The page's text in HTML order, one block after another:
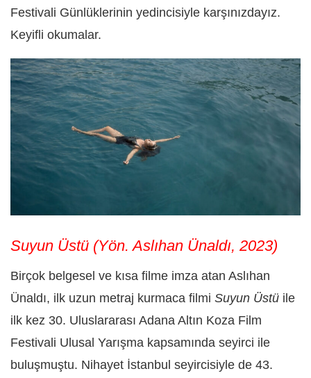
Festivali Günlüklerinin yedincisiyle karşınızdayız.
Keyifli okumalar.
Suyun Üstü (Yön. Aslıhan Ünaldı, 2023)
Birçok belgesel ve kısa filme imza atan Aslıhan
Ünaldı, ilk uzun metraj kurmaca filmi Suyun Üstü ile
ilk kez 30. Uluslararası Adana Altın Koza Film
Festivali Ulusal Yarışma kapsamında seyirci ile
buluşmuştu. Nihayet İstanbul seyircisiyle de 43.